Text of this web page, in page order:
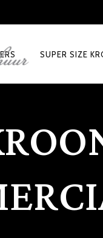
SUPER SIZE